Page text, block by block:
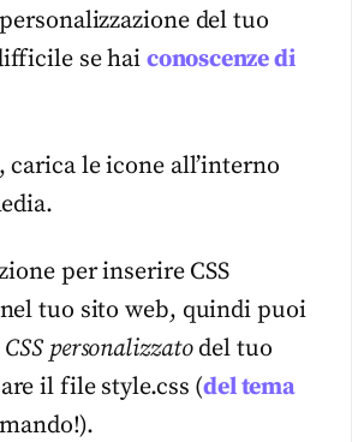
del tuo
se hai conoscenze di
carica le icone all’interno
per inserire CSS
tuo sito web, quindi puoi
CSS personalizzatodel tuo
il file style.css (del tema